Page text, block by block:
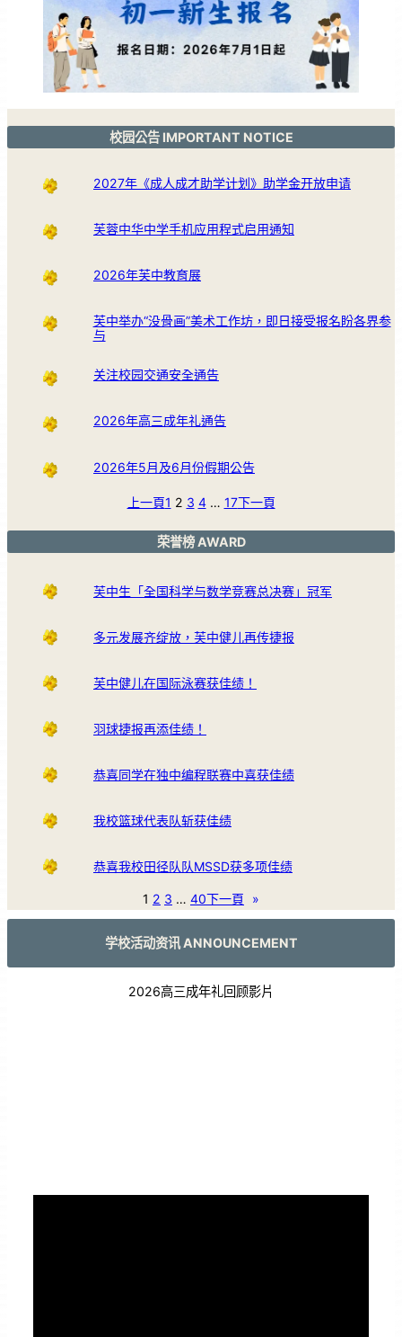
校园公告 IMPORTANT NOTICE
2027年《成人成才助学计划》助学金开放申请
芙蓉中华中学手机应用程式启用通知
2026年芙中教育展
芙中举办“没骨画”美术工作坊，即日接受报名盼各界参
与
关注校园交通安全通告
2026年高三成年礼通告
2026年5月及6月份假期公告
上一頁1 2 3 4 … 17下一頁
荣誉榜 AWARD
芙中生「全国科学与数学竞赛总决赛」冠军
多元发展齐绽放，芙中健儿再传捷报
芙中健儿在国际泳赛获佳绩！
羽球捷报再添佳绩！
恭喜同学在独中编程联赛中喜获佳绩
我校篮球代表队斩获佳绩
恭喜我校田径队队MSSD获多项佳绩
1 2 3 … 40下一頁 »
学校活动资讯 ANNOUNCEMENT
2026高三成年礼回顾影片